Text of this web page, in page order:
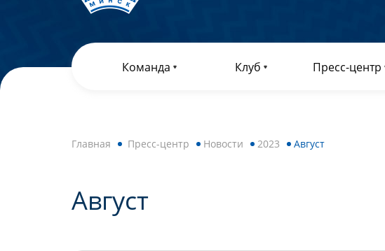
Команда Клуб Пресс-центр
Главная Пресс-центр Новости 2023 Август
Август